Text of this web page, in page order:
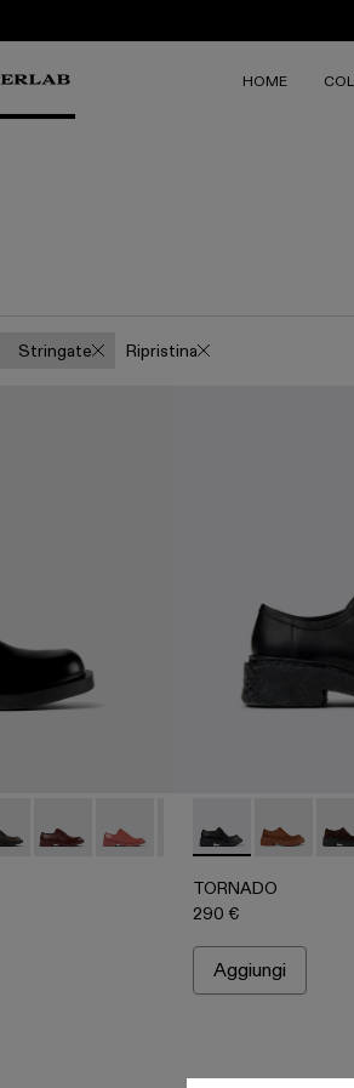
HOME
Stringate Ripristina
Scarpe in pelle nere
015
A500002-012
1978 - A500002-010
MIL-1978 - A500002-008
MIL-1978 - A500002-006
MIL-1978 - A500002-
MIL-1978 -
MIL-
TORNADO -
TORNADO
290 €
Aggiungi